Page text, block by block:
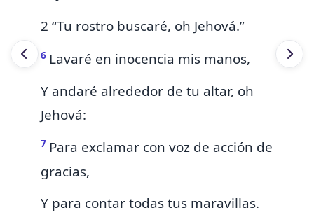
2 “Tu rostro buscaré, oh Jehová.”
6 Lavaré en inocencia mis manos,
Y andaré alrededor de tu altar, oh
Jehová:
7 Para exclamar con voz de acción de
gracias,
Y para contar todas tus maravillas.